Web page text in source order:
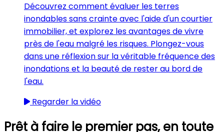
Découvrez comment évaluer les terres
inondables sans crainte avec l'aide d'un courtier
immobilier, et explorez les avantages de vivre
près de l'eau malgré les risques. Plongez-vous
dans une réflexion sur la véritable fréquence des
inondations et la beauté de rester au bord de
l'eau.
Regarder la vidéo
Prêt à faire le premier pas, en toute